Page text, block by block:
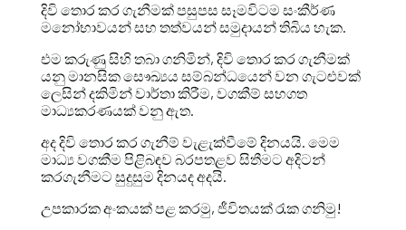
දිවි තොර කර ගැනීමක් පසුපස සෑමවිටම සංකීර්ණ
මනෝභාවයන් සහ තත්වයන් සමුදායන් තිබිය හැක.
එම කරුණු සිහි තබා ගනිමින්, දිවි තොර කර ගැනීමක්
යනු මානසික සෞඛ්‍යය සම්බන්ධයෙන් වන ගැටළුවක්
ලෙසින් දකිමින් වාර්තා කිරීම, වගකීම් සහගත
මාධ්‍යකරණයක් වනු ඇත.
අද දිවි තොර කර ගැනීම් වැළැක්වීමේ දිනයයි. මෙම
මාධ්‍ය වගකීම පිළිබඳව බරපතළව සිතීමට අදිටන්
කරගැනීමට සුදුසුම දිනයද අදයි.
උපකාරක අංකයක් පළ කරමු, ජීවිතයක් රැක ගනිමු!